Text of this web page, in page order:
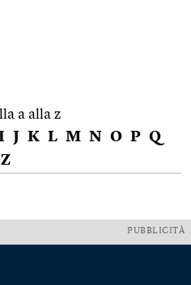
a alla z
J K L M N O P Q
Z
PUBBLICITÀ